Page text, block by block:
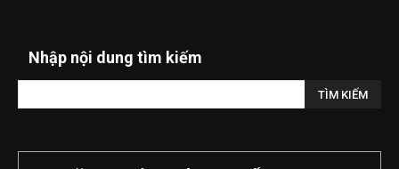
Nhập nội dung tìm kiếm